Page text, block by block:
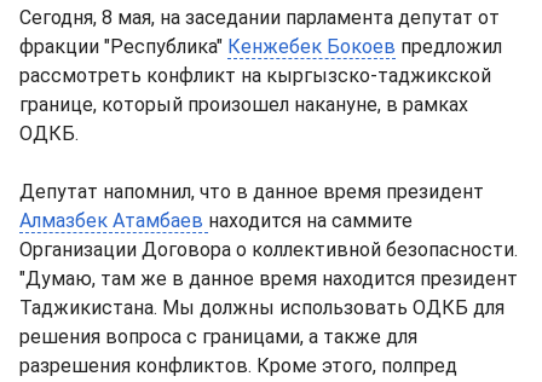
Сегодня, 8 мая, на заседании парламента депутат от
фракции "Республика" Кенжебек Бокоев предложил
рассмотреть конфликт на кыргызско-таджикской
границе, который произошел накануне, в рамках
ОДКБ.
Депутат напомнил, что в данное время президент
Алмазбек Атамбаев находится на саммите
Организации Договора о коллективной безопасности.
"Думаю, там же в данное время находится президент
Таджикистана. Мы должны использовать ОДКБ для
решения вопроса с границами, а также для
разрешения конфликтов. Кроме этого, полпред